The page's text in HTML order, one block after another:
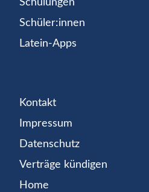
Schüler:innen
Latein-Apps
Kontakt
Impressum
Datenschutz
Verträge kündigen
Home